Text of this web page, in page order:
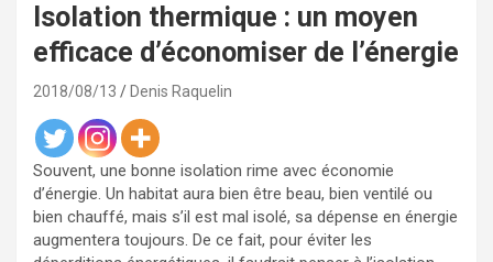
Isolation thermique : un moyen
efficace d’économiser de l’énergie
2018/08/13 Denis Raquelin
Souvent, une bonne isolation rime avec économie
d’énergie. Un habitat aura bien être beau, bien ventilé ou
bien chauffé, mais s’il est mal isolé, sa dépense en énergie
augmentera toujours. De ce fait, pour éviter les